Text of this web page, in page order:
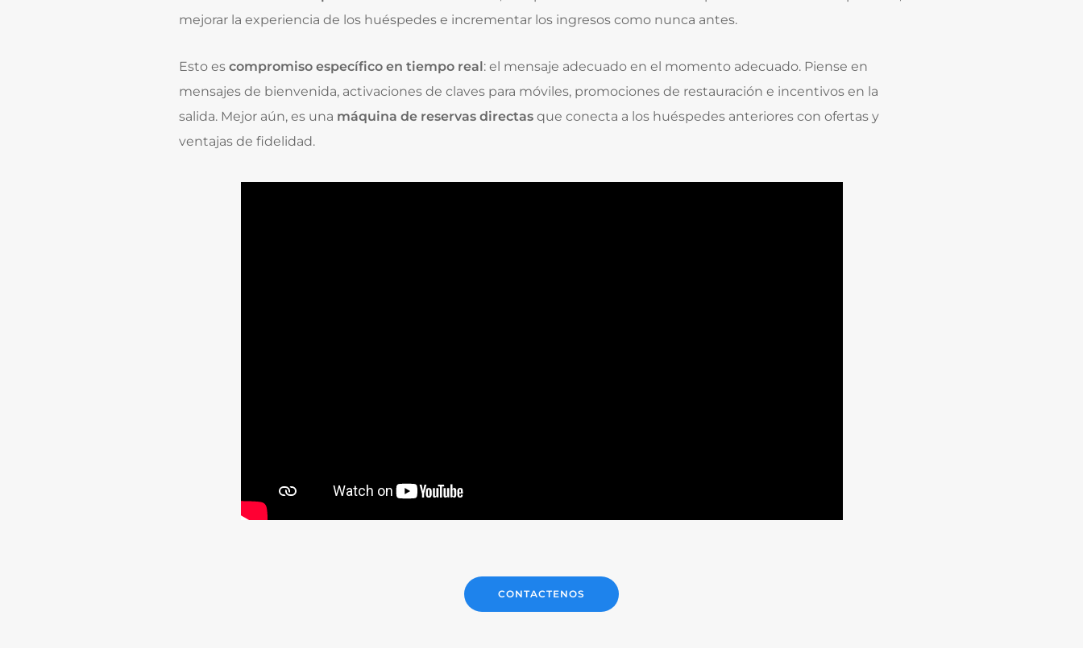
mejorar la experiencia de los huéspedes e incrementar los ingresos como nunca antes.
Esto escompromiso específico en tiempo real : el mensaje adecuado en el momento adecuado. Piense en
mensajes de bienvenida, activaciones de claves para móviles, promociones de restauración e incentivos en la
salida. Mejor aún, es una máquina de reservas directas que conecta a los huéspedes anteriores con ofertas y
ventajas de fidelidad.
CONTACTENOS